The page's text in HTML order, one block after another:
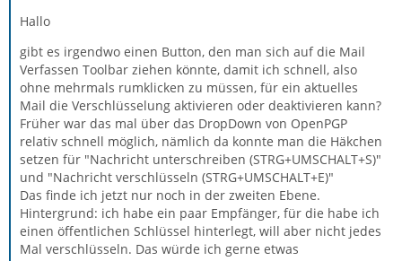
Hallo
gibt es irgendwo einen Button, den man sich auf die Mail
Verfassen Toolbar ziehen könnte, damit ich schnell, also
ohne mehrmals rumklicken zu müssen, für ein aktuelles
Mail die Verschlüsselung aktivieren oder deaktivieren kann?
Früher war das mal über das DropDown von OpenPGP
relativ schnell möglich, nämlich da konnte man die Häkchen
setzen für "Nachricht unterschreiben (STRG+UMSCHALT+S)"
und "Nachricht verschlüsseln (STRG+UMSCHALT+E)"
Das finde ich jetzt nur noch in der zweiten Ebene.
Hintergrund: ich habe ein paar Empfänger, für die habe ich
einen öffentlichen Schlüssel hinterlegt, will aber nicht jedes
Mal verschlüsseln. Das würde ich gerne etwas